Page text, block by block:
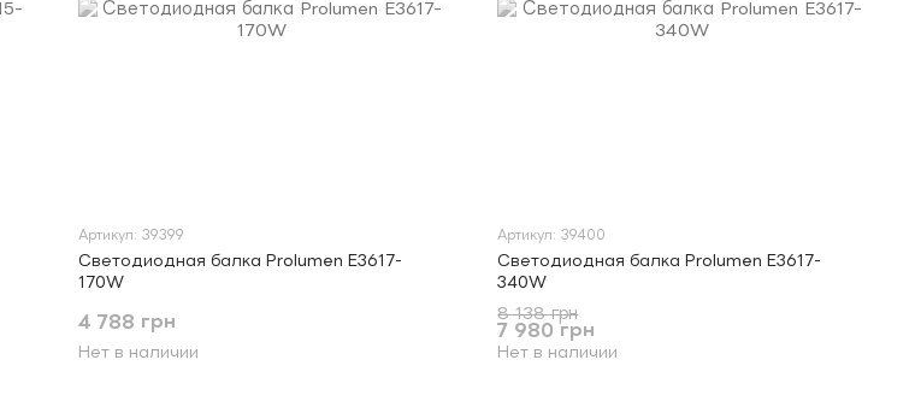
Артикул: 39399
Светодиодная балка Prolumen E3617-
170W
4 788 грн
Нет в наличии
Артикул: 39400
Светодиодная балка Prolumen E3617-
340W
8 138 грн
7 980 грн
Нет в наличии